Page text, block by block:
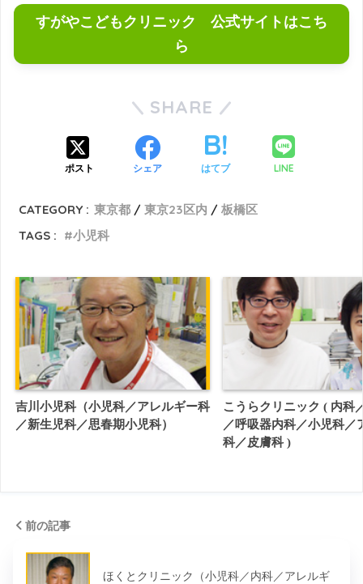
すがやこどもクリニック 公式サイトはこち
ら
SHARE
ポスト シェア はてブ LINE
CATEGORY : 東京都 東京23区内
板橋区
TAGS :
小児科
吉川小児科（小児科／アレルギー科
／新生児科／思春期小児科）
こうらクリニック ( 内科
／呼吸器内科／小児科／
科／皮膚科 )
前の記事
ほくとクリニック（小児科／内科／アレルギ